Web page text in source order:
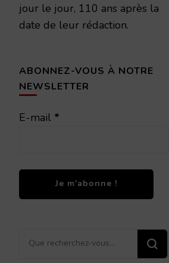
jour le jour, 110 ans après la
date de leur rédaction.
ABONNEZ-VOUS À NOTRE
NEWSLETTER
E-mail *
Vous